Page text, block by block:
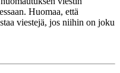
Huomaa, että
viestejä, jos niihin on joku